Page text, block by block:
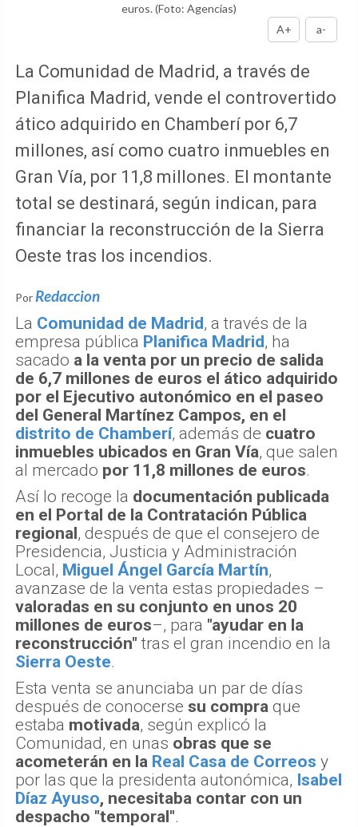
euros.(Foto: Agencias)
A+
a-
La Comunidad de Madrid, a través de
Planifica Madrid, vende el controvertido
ático adquirido en Chamberí por 6,7
millones, así como cuatro inmuebles en
Gran Vía, por 11,8 millones. El montante
total se destinará, según indican, para
financiar la reconstrucción de la Sierra
Oeste tras los incendios.
Por Redaccion
La Comunidad de Madrid, a través de la
empresa pública Planifica Madrid, ha
sacado a la venta por un precio de salida
de 6,7 millones de euros el ático adquirido
por el Ejecutivo autonómico en el paseo
del General Martínez Campos, en el
distrito de Chamberí, además de cuatro
inmuebles ubicados en Gran Vía, que salen
al mercado por 11,8 millones de euros.
Así lo recoge la documentación publicada
en el Portal de la Contratación Pública
regional, después de que el consejero de
Presidencia, Justicia y Administración
Local, Miguel Ángel García Martín,
avanzase de la venta estas propiedades –
valoradas en su conjunto en unos 20
millones de euros–, para "ayudar en la
reconstrucción" tras el gran incendio en la
Sierra Oeste.
Esta venta se anunciaba un par de días
después de conocerse su compra que
estaba motivada, según explicó la
Comunidad, en unas obras que se
acometerán en la Real Casa de Correos y
por las que la presidenta autonómica, Isabel
Díaz Ayuso, necesitaba contar con un
despacho "temporal".